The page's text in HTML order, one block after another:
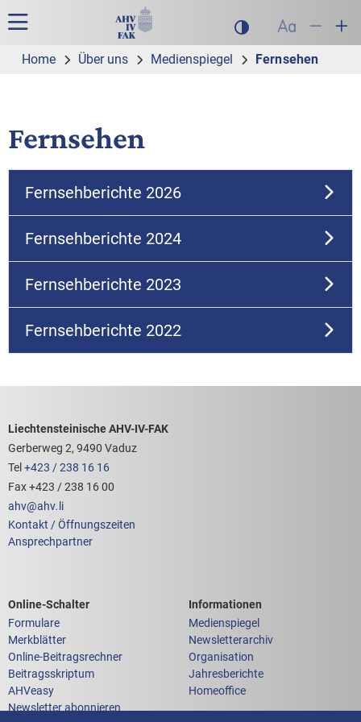
Zur Hauptnavigation
Zum Inhalt
Suche
Hauptnavigation Dunklen Modus
Schrift auf
Schrift
Home Über uns Medienspiegel Fernsehen
Fernsehen
Fernsehberichte 2026
Fernsehberichte 2024
Fernsehberichte 2023
Fernsehberichte 2022
Liechtensteinische AHV-IV-FAK
Gerberweg 2, 9490 Vaduz
Tel +423 / 238 16 16
Fax +423 / 238 16 00
ahv@ahv. li
Kontakt / Öffnungszeiten
Ansprechpartner
Links zum
Online-Schalter
Formulare
Merkblätter
Online-Beitragsrechner
Beitragsskriptum
AHVeasy
Newsletter abonnieren
Links zu weiteren
Informationen
Medienspiegel
Newsletterarchiv
Organisation
Jahresberichte
Homeoffice